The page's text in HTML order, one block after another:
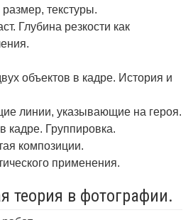
текстуры.
Глубина резкости как
объектов в кадре. История и
линии, указывающие на героя.
кадре. Группировка.
композиции.
применения.
теория в фотографии.